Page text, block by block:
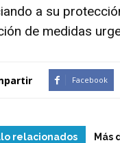
a su
de medidas
Facebook
relacionados Más